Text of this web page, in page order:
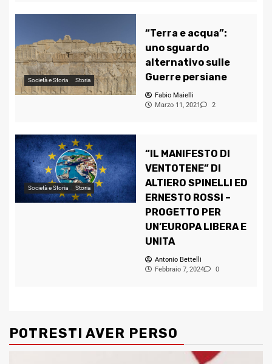
Società e Storia Storia
“Terra e acqua”:
uno sguardo
alternativo sulle
Guerre persiane
Fabio Maielli
Marzo 11, 2021
2
Società e Storia Storia
“IL MANIFESTO DI
VENTOTENE” DI
ALTIERO SPINELLI ED
ERNESTO ROSSI –
PROGETTO PER
UN’EUROPA LIBERA E
UNITA
Antonio Bettelli
Febbraio 7, 2024
0
POTRESTI AVER PERSO